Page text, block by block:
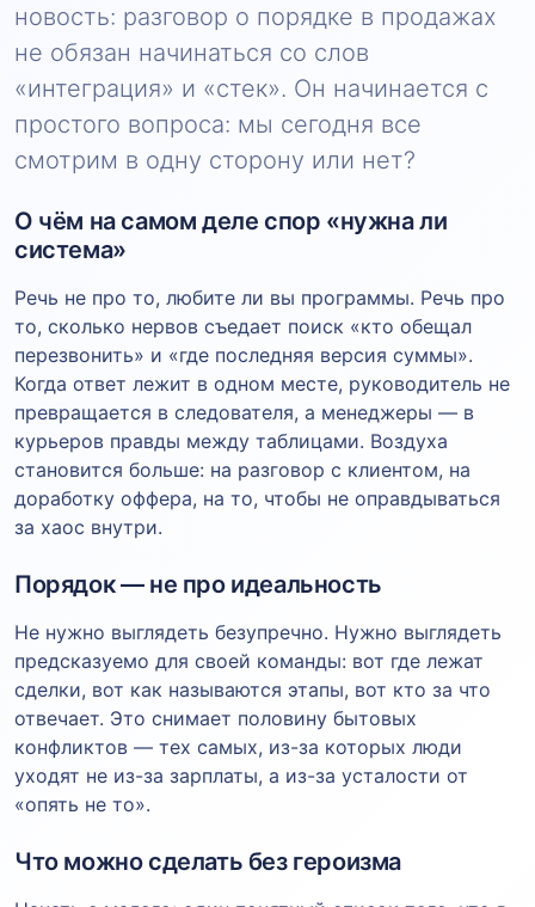
новость: разговор о порядке в продажах
не обязан начинаться со слов
«интеграция» и «стек». Он начинается с
простого вопроса: мы сегодня все
смотрим в одну сторону или нет?
О чём на самом деле спор «нужна ли
система»
Речь не про то, любите ли вы программы. Речь про
то, сколько нервов съедает поиск «кто обещал
перезвонить» и «где последняя версия суммы».
Когда ответ лежит в одном месте, руководитель не
превращается в следователя, а менеджеры — в
курьеров правды между таблицами. Воздуха
становится больше: на разговор с клиентом, на
доработку оффера, на то, чтобы не оправдываться
за хаос внутри.
Порядок — не про идеальность
Не нужно выглядеть безупречно. Нужно выглядеть
предсказуемо для своей команды: вот где лежат
сделки, вот как называются этапы, вот кто за что
отвечает. Это снимает половину бытовых
конфликтов — тех самых, из-за которых люди
уходят не из-за зарплаты, а из-за усталости от
«опять не то».
Что можно сделать без героизма